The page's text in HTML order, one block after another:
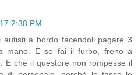
2:38 PM
a bordo facendoli pagare 3
mano. E se fai il furbo, freno a
E che il questore non rompesse il